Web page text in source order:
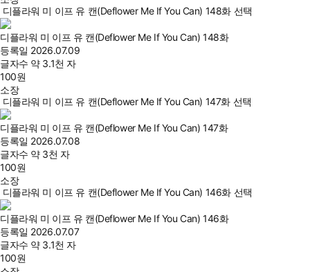
디플라워 미 이프 유 캔(Deflower Me If You Can) 148화 선택
디플라워 미 이프 유 캔(Deflower Me If You Can) 148화
등록일 2026.07.09
글자수 약 3.1천 자
100원
소장
디플라워 미 이프 유 캔(Deflower Me If You Can) 147화 선택
디플라워 미 이프 유 캔(Deflower Me If You Can) 147화
등록일 2026.07.08
글자수 약 3천 자
100원
소장
디플라워 미 이프 유 캔(Deflower Me If You Can) 146화 선택
디플라워 미 이프 유 캔(Deflower Me If You Can) 146화
등록일 2026.07.07
글자수 약 3.1천 자
100원